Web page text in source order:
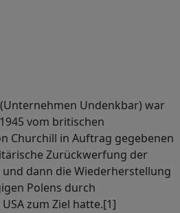
Undenkbar) war
vom britischen
Churchill in Auftrag gegebenen
Zurückwerfung der
dann die Wiederherstellung
Polens durch
zum Ziel hatte.[1]